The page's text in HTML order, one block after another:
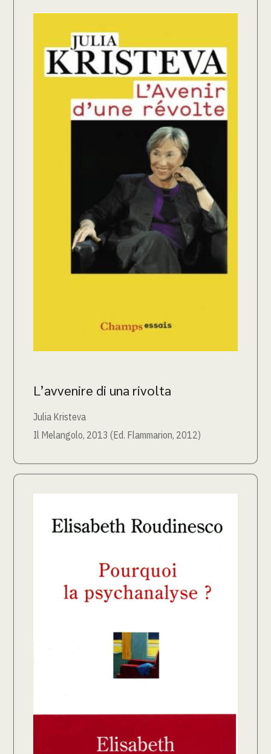
L’avvenire di una rivolta
Julia Kristeva
Il Melangolo, 2013 (Ed. Flammarion, 2012)